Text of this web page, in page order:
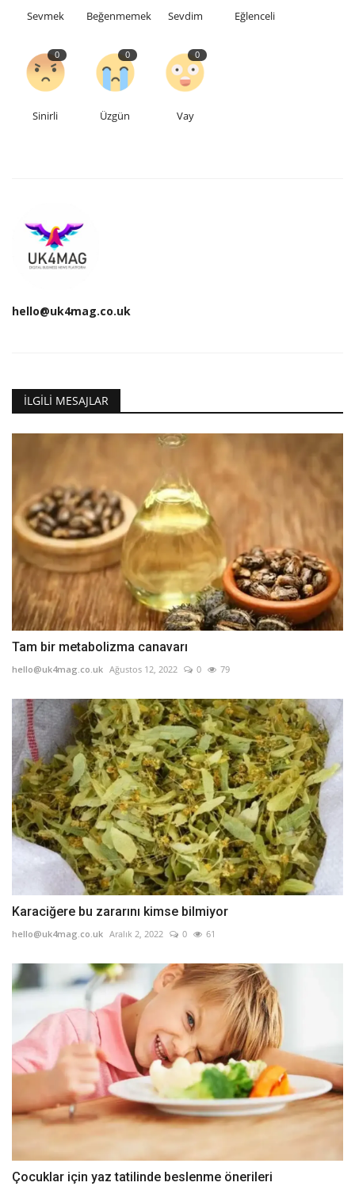
DilimSevmek Beğenmemek Sevdim Eğlenceli
0
Sinirli
0
Üzgün
0
Vay
hello@uk4mag.co.uk
İLGILI MESAJLAR
Tam bir metabolizma canavarı
hello@uk4mag.co.uk Ağustos 12, 2022 0 79
Karaciğere bu zararını kimse bilmiyor
hello@uk4mag.co.uk Aralık 2, 2022 0 61
Çocuklar için yaz tatilinde beslenme önerileri